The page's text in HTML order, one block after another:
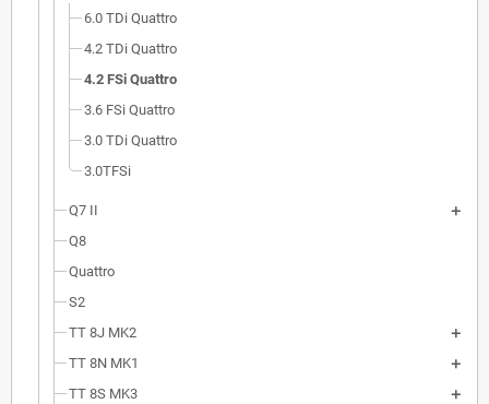
6.0 TDi Quattro
4.2 TDi Quattro
4.2 FSi Quattro
3.6 FSi Quattro
3.0 TDi Quattro
3.0TFSi
Q7 II
Q8
Quattro
S2
TT 8J MK2
TT 8N MK1
TT 8S MK3